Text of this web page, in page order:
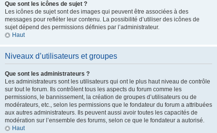
Que sont les icônes de sujet ?
Les icônes de sujet sont des images qui peuvent être associées à des
messages pour refléter leur contenu. La possibilité d’utiliser des icônes de
sujet dépend des permissions définies par l’administrateur.
Haut
Niveaux d’utilisateurs et groupes
Que sont les administrateurs ?
Les administrateurs sont les utilisateurs qui ont le plus haut niveau de contrôle
sur tout le forum. Ils contrôlent tous les aspects du forum comme les
permissions, le bannissement, la création de groupes d’utilisateurs ou de
modérateurs, etc., selon les permissions que le fondateur du forum a attribuées
aux autres administrateurs. Ils peuvent aussi avoir toutes les capacités de
modération sur l’ensemble des forums, selon ce que le fondateur a autorisé.
Haut